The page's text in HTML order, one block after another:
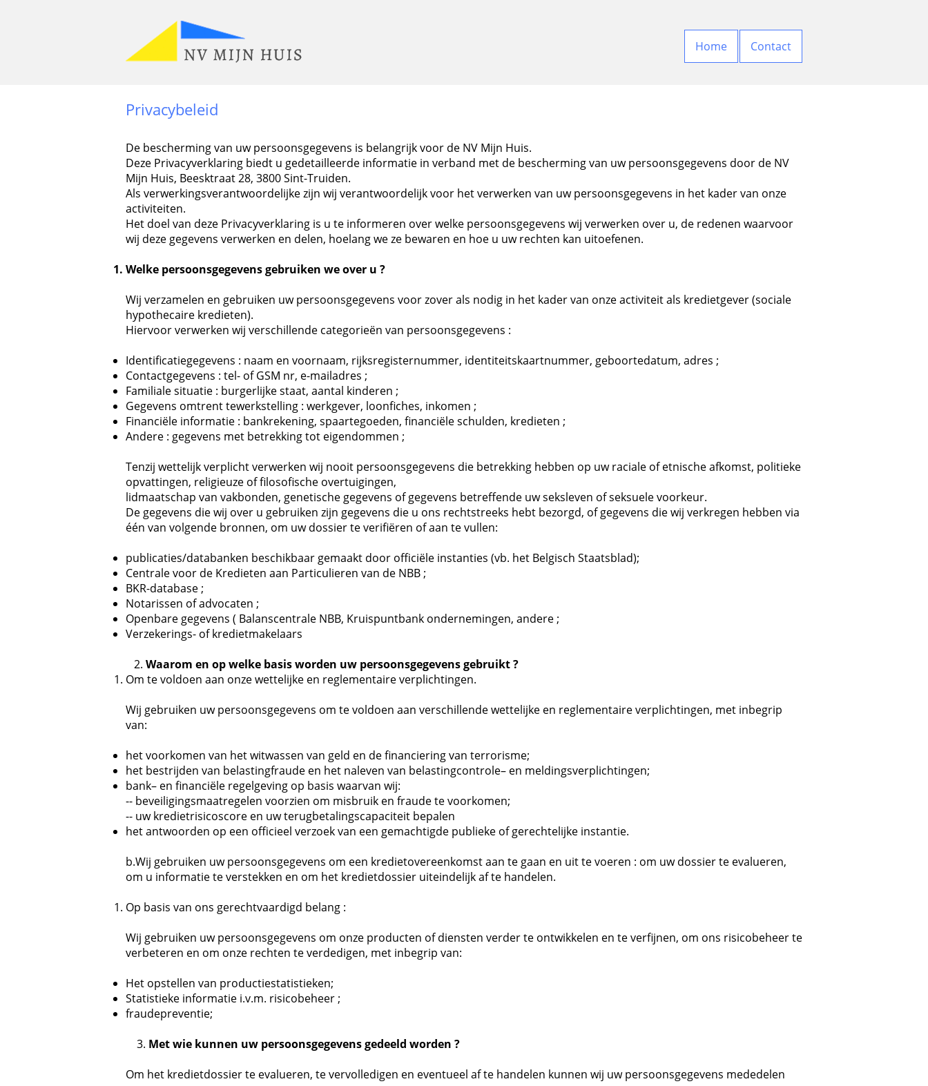
Home Contact
Privacybeleid
De bescherming van uw persoonsgegevens is belangrijk voor de NV Mijn Huis.
Deze Privacyverklaring biedt u gedetailleerde informatie in verband met de bescherming van uw persoonsgegevens door de NV
Mijn Huis, Beesktraat 28, 3800 Sint-Truiden.
Als verwerkingsverantwoordelijke zijn wij verantwoordelijk voor het verwerken van uw persoonsgegevens in het kader van onze
activiteiten.
Het doel van deze Privacyverklaring is u te informeren over welke persoonsgegevens wij verwerken over u, de redenen waarvoor
wij deze gegevens verwerken en delen, hoelang we ze bewaren en hoe u uw rechten kan uitoefenen.
Welke persoonsgegevens gebruiken we over u ?
Wij verzamelen en gebruiken uw persoonsgegevens voor zover als nodig in het kader van onze activiteit als kredietgever (sociale
hypothecaire kredieten).
Hiervoor verwerken wij verschillende categorieën van persoonsgegevens :
Identificatiegegevens : naam en voornaam, rijksregisternummer, identiteitskaartnummer, geboortedatum, adres ;
Contactgegevens : tel- of GSM nr, e-mailadres ;
Familiale situatie : burgerlijke staat, aantal kinderen ;
Gegevens omtrent tewerkstelling : werkgever, loonfiches, inkomen ;
Financiële informatie : bankrekening, spaartegoeden, financiële schulden, kredieten ;
Andere : gegevens met betrekking tot eigendommen ;
Tenzij wettelijk verplicht verwerken wij nooit persoonsgegevens die betrekking hebben op uw raciale of etnische afkomst, politieke
opvattingen, religieuze of filosofische overtuigingen,
lidmaatschap van vakbonden, genetische gegevens of gegevens betreffende uw seksleven of seksuele voorkeur.
De gegevens die wij over u gebruiken zijn gegevens die u ons rechtstreeks hebt bezorgd, of gegevens die wij verkregen hebben via
één van volgende bronnen, om uw dossier te verifiëren of aan te vullen:
publicaties/databanken beschikbaar gemaakt door officiële instanties (vb. het Belgisch Staatsblad);
Centrale voor de Kredieten aan Particulieren van de NBB ;
BKR-database ;
Notarissen of advocaten ;
Openbare gegevens ( Balanscentrale NBB, Kruispuntbank ondernemingen, andere ;
Verzekerings- of kredietmakelaars
2. Waarom en op welke basis worden uw persoonsgegevens gebruikt ?
Om te voldoen aan onze wettelijke en reglementaire verplichtingen.
Wij gebruiken uw persoonsgegevens om te voldoen aan verschillende wettelijke en reglementaire verplichtingen, met inbegrip
van:
het voorkomen van het witwassen van geld en de financiering van terrorisme;
het bestrijden van belastingfraude en het naleven van belastingcontrole– en meldingsverplichtingen;
bank– en financiële regelgeving op basis waarvan wij:
-- beveiligingsmaatregelen voorzien om misbruik en fraude te voorkomen;
-- uw kredietrisicoscore en uw terugbetalingscapaciteit bepalen
het antwoorden op een officieel verzoek van een gemachtigde publieke of gerechtelijke instantie.
b.Wij gebruiken uw persoonsgegevens om een kredietovereenkomst aan te gaan en uit te voeren : om uw dossier te evalueren,
om u informatie te verstekken en om het kredietdossier uiteindelijk af te handelen.
Op basis van ons gerechtvaardigd belang :
Wij gebruiken uw persoonsgegevens om onze producten of diensten verder te ontwikkelen en te verfijnen, om ons risicobeheer te
verbeteren en om onze rechten te verdedigen, met inbegrip van:
Het opstellen van productiestatistieken;
Statistieke informatie i.v.m. risicobeheer ;
fraudepreventie;
3. Met wie kunnen uw persoonsgegevens gedeeld worden ?
Om het kredietdossier te evalueren, te vervolledigen en eventueel af te handelen kunnen wij uw persoonsgegevens mededelen